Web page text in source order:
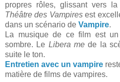
propres rôles, glissant vers
Théâtre des Vampiresest
dans un scénario de Vampire.
La musique de ce film est
sombre. Le Libera mede la
suite le ton.
Entretien avec un vampire
matière de films de vampires.